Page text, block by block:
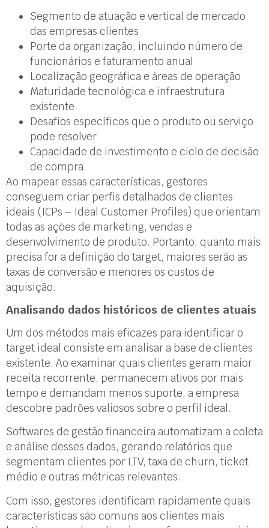
Segmento de atuação e vertical de mercado
das empresas clientes
Porte da organização, incluindo número de
funcionários e faturamento anual
Localização geográfica e áreas de operação
Maturidade tecnológica e infraestrutura
existente
Desafios específicos que o produto ou serviço
pode resolver
Capacidade de investimento e ciclo de decisão
de compra
Ao mapear essas características, gestores
conseguem criar perfis detalhados de clientes
ideais (ICPs – Ideal Customer Profiles) que orientam
todas as ações de marketing, vendas e
desenvolvimento de produto. Portanto, quanto mais
precisa for a definição do target, maiores serão as
taxas de conversão e menores os custos de
aquisição.
Analisando dados históricos de clientes atuais
Um dos métodos mais eficazes para identificar o
target ideal consiste em analisar a base de clientes
existente. Ao examinar quais clientes geram maior
receita recorrente, permanecem ativos por mais
tempo e demandam menos suporte, a empresa
descobre padrões valiosos sobre o perfil ideal.
Softwares de gestão financeira automatizam a coleta
e análise desses dados, gerando relatórios que
segmentam clientes por LTV, taxa de churn, ticket
médio e outras métricas relevantes.
Com isso, gestores identificam rapidamente quais
características são comuns aos clientes mais